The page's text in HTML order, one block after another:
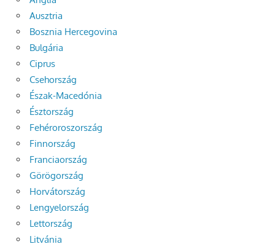
Ausztria
Bosznia Hercegovina
Bulgária
Ciprus
Csehország
Észak-Macedónia
Észtország
Fehéroroszország
Finnország
Franciaország
Görögország
Horvátország
Lengyelország
Lettország
Litvánia